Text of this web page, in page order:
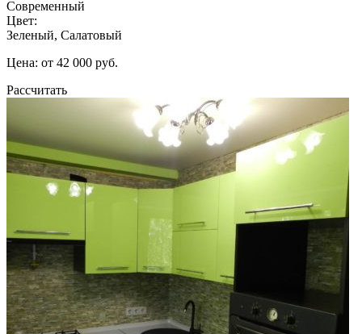
Современный
Цвет:
Зеленый, Салатовый
Цена: от 42 000 руб.
Рассчитать